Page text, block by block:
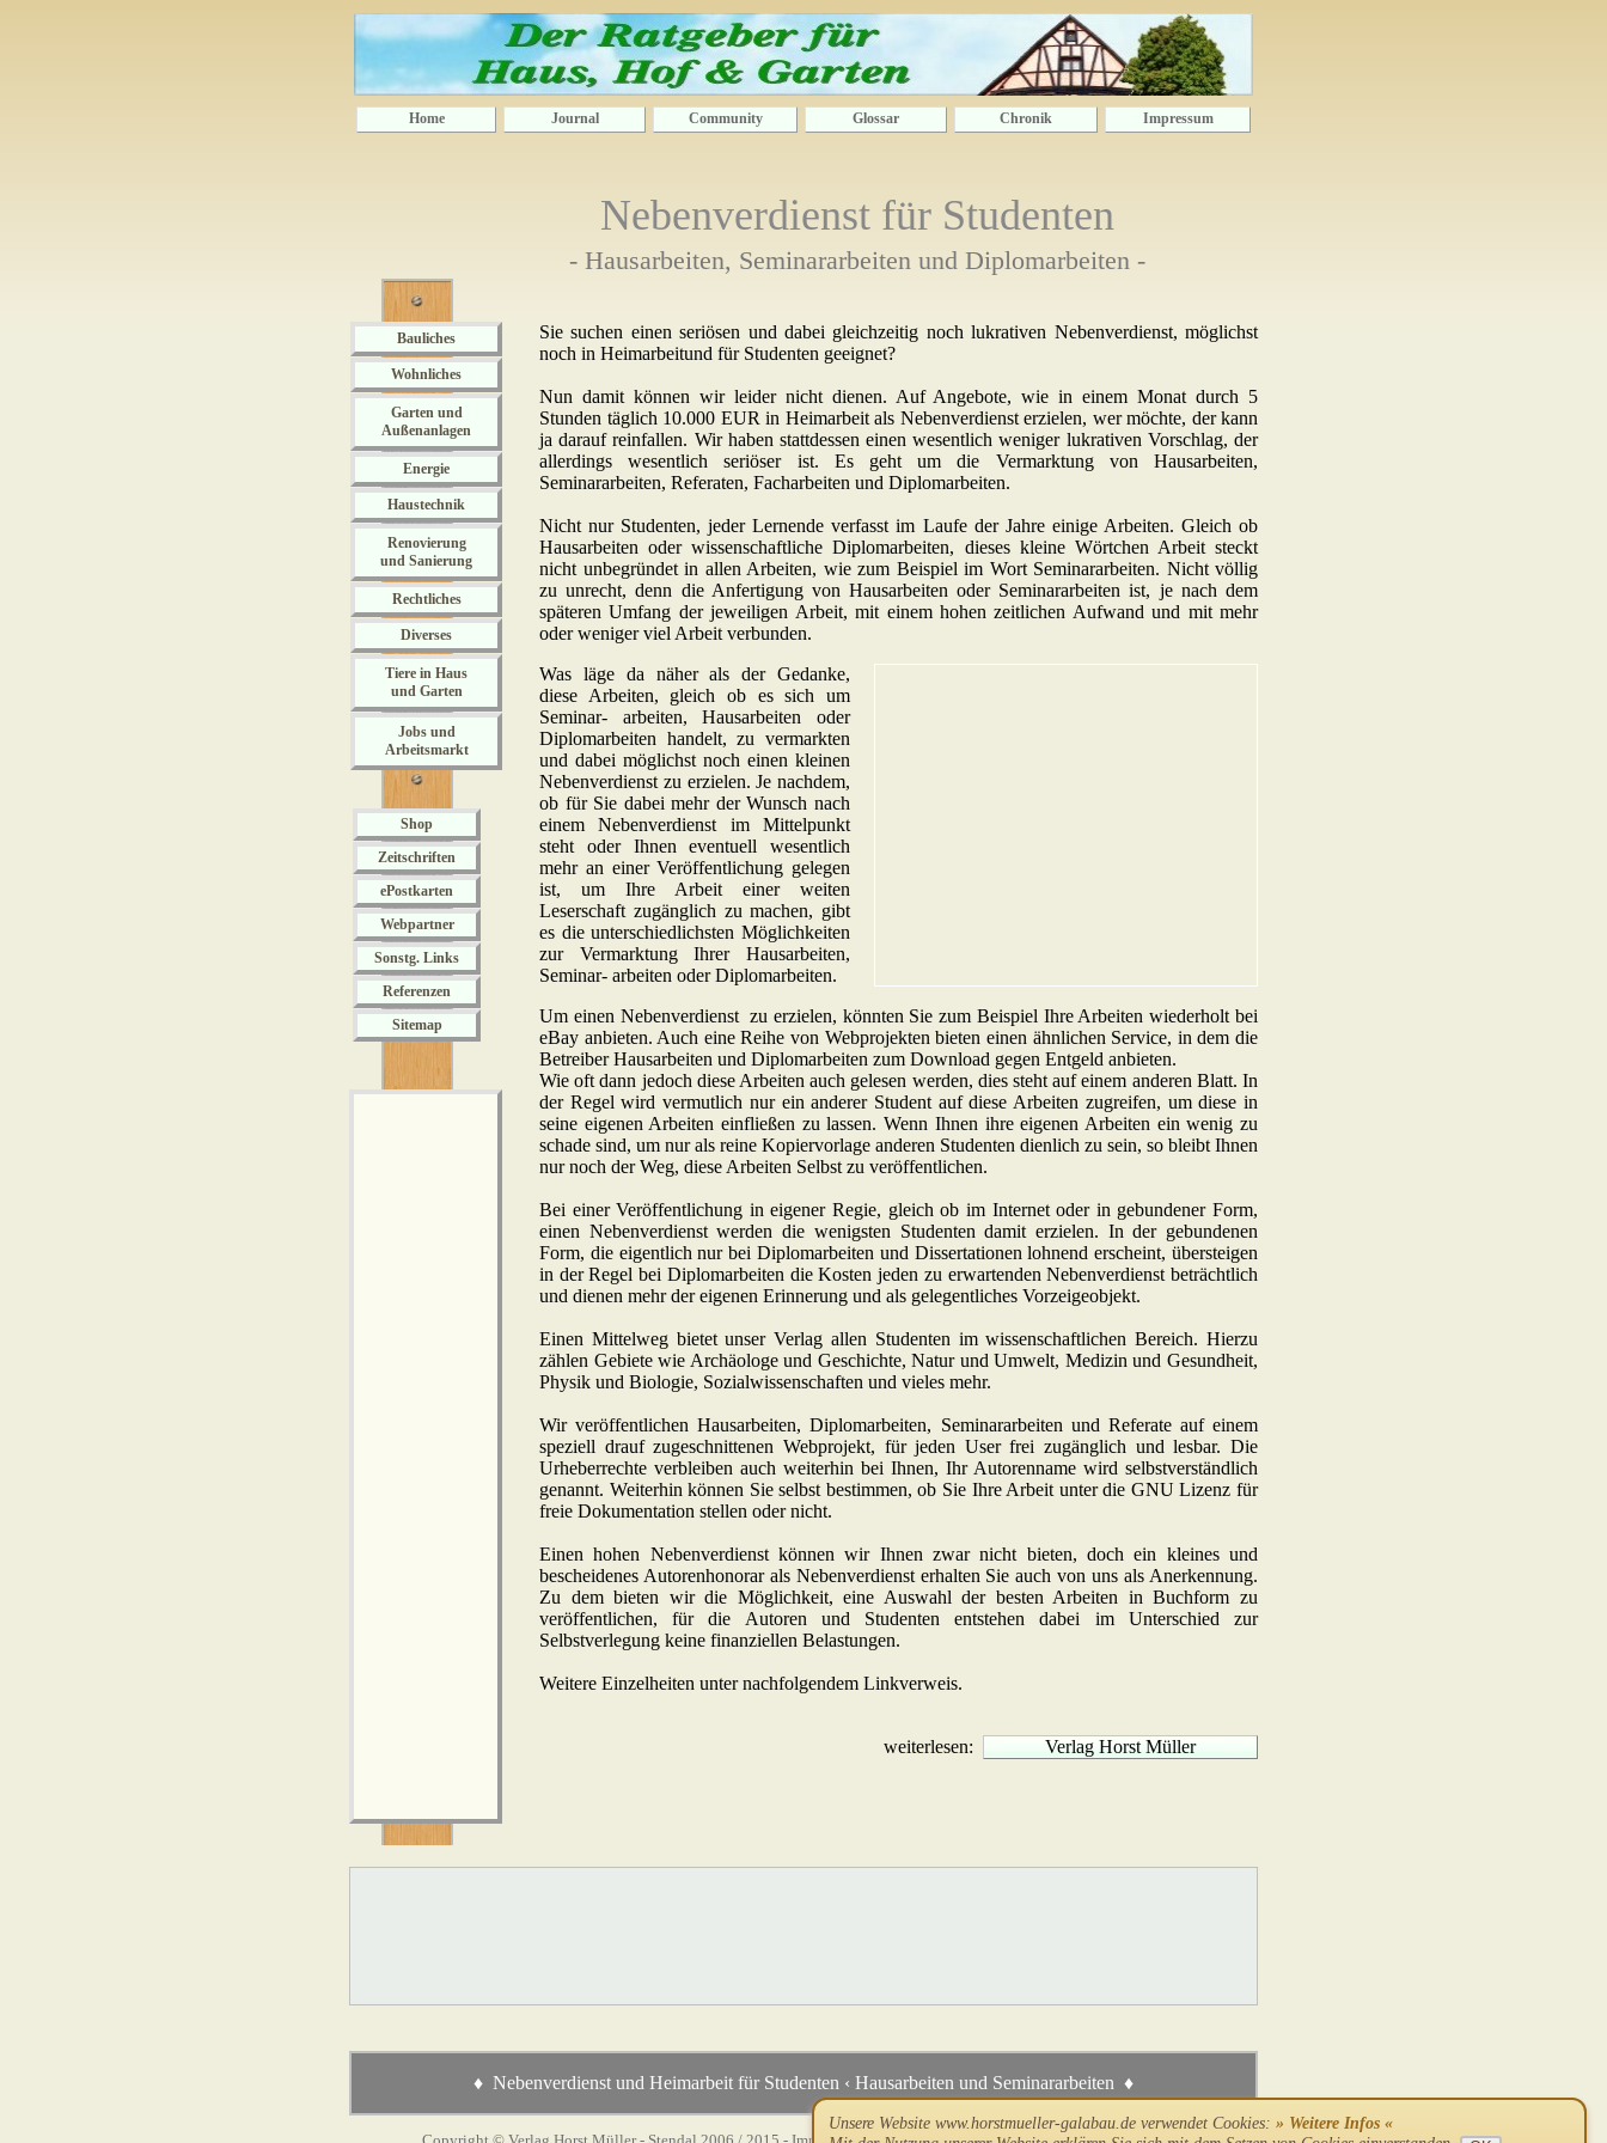
Home Journal Community Glossar Chronik Impressum
Nebenverdienst für Studenten
- Hausarbeiten, Seminararbeiten und Diplomarbeiten -
Bauliches
Wohnliches
Garten und
Außenanlagen
Energie
Haustechnik
Renovierung
und Sanierung
Rechtliches
Diverses
Tiere in Haus
und Garten
Jobs und
Arbeitsmarkt
Shop
Zeitschriften
ePostkarten
Webpartner
Sonstg. Links
Referenzen
Sitemap
Sie suchen einen seriösen und dabei gleichzeitig noch lukrativen Nebenverdienst, möglichst
noch in Heimarbeitund für Studenten geeignet?
Nun damit können wir leider nicht dienen. Auf Angebote, wie in einem Monat durch 5
Stunden täglich 10.000 EUR in Heimarbeit als Nebenverdienst erzielen, wer möchte, der kann
ja darauf reinfallen. Wir haben stattdessen einen wesentlich weniger lukrativen Vorschlag, der
allerdings wesentlich seriöser ist. Es geht um die Vermarktung von Hausarbeiten,
Seminararbeiten, Referaten, Facharbeiten und Diplomarbeiten.
Nicht nur Studenten, jeder Lernende verfasst im Laufe der Jahre einige Arbeiten. Gleich ob
Hausarbeiten oder wissenschaftliche Diplomarbeiten, dieses kleine Wörtchen Arbeit steckt
nicht unbegründet in allen Arbeiten, wie zum Beispiel im Wort Seminararbeiten. Nicht völlig
zu unrecht, denn die Anfertigung von Hausarbeiten oder Seminararbeiten ist, je nach dem
späteren Umfang der jeweiligen Arbeit, mit einem hohen zeitlichen Aufwand und mit mehr
oder weniger viel Arbeit verbunden.
Was läge da näher als der Gedanke,
diese Arbeiten, gleich ob es sich um
Seminar- arbeiten, Hausarbeiten oder
Diplomarbeiten handelt, zu vermarkten
und dabei möglichst noch einen kleinen
Nebenverdienst zu erzielen. Je nachdem,
ob für Sie dabei mehr der Wunsch nach
einem Nebenverdienst im Mittelpunkt
steht oder Ihnen eventuell wesentlich
mehr an einer Veröffentlichung gelegen
ist, um Ihre Arbeit einer weiten
Leserschaft zugänglich zu machen, gibt
es die unterschiedlichsten Möglichkeiten
zur Vermarktung Ihrer Hausarbeiten,
Seminar- arbeiten oder Diplomarbeiten.
Um einen Nebenverdienst zu erzielen, könnten Sie zum Beispiel Ihre Arbeiten wiederholt bei
eBay anbieten. Auch eine Reihe von Webprojekten bieten einen ähnlichen Service, in dem die
Betreiber Hausarbeiten und Diplomarbeiten zum Download gegen Entgeld anbieten.
Wie oft dann jedoch diese Arbeiten auch gelesen werden, dies steht auf einem anderen Blatt. In
der Regel wird vermutlich nur ein anderer Student auf diese Arbeiten zugreifen, um diese in
seine eigenen Arbeiten einfließen zu lassen. Wenn Ihnen ihre eigenen Arbeiten ein wenig zu
schade sind, um nur als reine Kopiervorlage anderen Studenten dienlich zu sein, so bleibt Ihnen
nur noch der Weg, diese Arbeiten Selbst zu veröffentlichen.
Bei einer Veröffentlichung in eigener Regie, gleich ob im Internet oder in gebundener Form,
einen Nebenverdienst werden die wenigsten Studenten damit erzielen. In der gebundenen
Form, die eigentlich nur bei Diplomarbeiten und Dissertationen lohnend erscheint, übersteigen
in der Regel bei Diplomarbeiten die Kosten jeden zu erwartenden Nebenverdienst beträchtlich
und dienen mehr der eigenen Erinnerung und als gelegentliches Vorzeigeobjekt.
Einen Mittelweg bietet unser Verlag allen Studenten im wissenschaftlichen Bereich. Hierzu
zählen Gebiete wie Archäologe und Geschichte, Natur und Umwelt, Medizin und Gesundheit,
Physik und Biologie, Sozialwissenschaften und vieles mehr.
Wir veröffentlichen Hausarbeiten, Diplomarbeiten, Seminararbeiten und Referate auf einem
speziell drauf zugeschnittenen Webprojekt, für jeden User frei zugänglich und lesbar. Die
Urheberrechte verbleiben auch weiterhin bei Ihnen, Ihr Autorenname wird selbstverständlich
genannt. Weiterhin können Sie selbst bestimmen, ob Sie Ihre Arbeit unter die GNU Lizenz für
freie Dokumentation stellen oder nicht.
Einen hohen Nebenverdienst können wir Ihnen zwar nicht bieten, doch ein kleines und
bescheidenes Autorenhonorar als Nebenverdienst erhalten Sie auch von uns als Anerkennung.
Zu dem bieten wir die Möglichkeit, eine Auswahl der besten Arbeiten in Buchform zu
veröffentlichen, für die Autoren und Studenten entstehen dabei im Unterschied zur
Selbstverlegung keine finanziellen Belastungen.
Weitere Einzelheiten unter nachfolgendem Linkverweis.
weiterlesen: Verlag Horst Müller
♦ Nebenverdienst und Heimarbeit für Studenten ‹ Hausarbeiten und Seminararbeiten ♦
Unsere Website www.horstmueller-galabau.de verwendet Cookies: » Weitere Infos «